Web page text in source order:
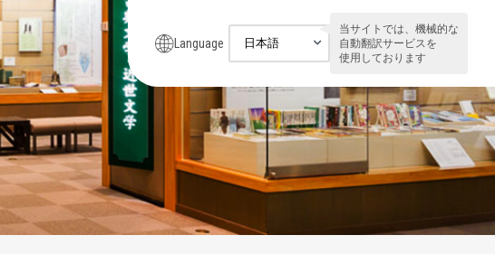
Language
当サイトでは、機械的な
自動翻訳サービスを
使用しております